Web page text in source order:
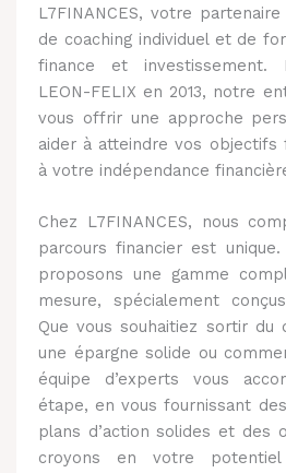
L7FINANCES, votre
de coaching individuel et de
finance et investissement.
LEON-FELIX en 2013, notre
vous offrir une approche
aider à atteindre vos objectifs
à votre indépendance
Chez L7FINANCES, nous
parcours financier est unique.
proposons une gamme
mesure, spécialement
Que vous souhaitiez sortir du
une épargne solide ou
équipe d’experts vous
étape, en vous fournissant
plans d’action solides et des
croyons en votre